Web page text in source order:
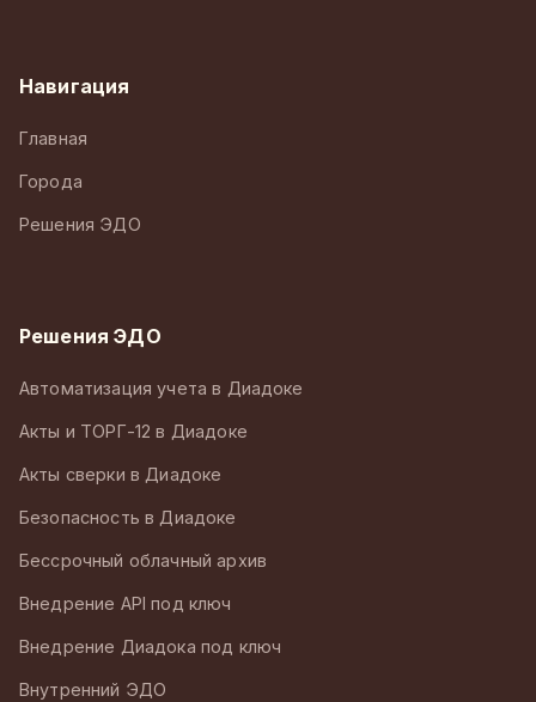
Навигация
Главная
Города
Решения ЭДО
Решения ЭДО
Автоматизация учета в Диадоке
Акты и ТОРГ-12 в Диадоке
Акты сверки в Диадоке
Безопасность в Диадоке
Бессрочный облачный архив
Внедрение API под ключ
Внедрение Диадока под ключ
Внутренний ЭДО